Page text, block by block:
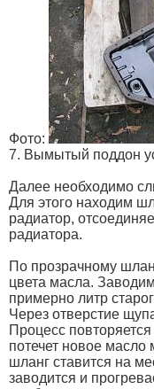
Фото:
7. Вымытый поддон
Далее необходимо
Для этого находим
радиатор,
радиатора.
По прозрачному
цвета масла.
примерно литр
Через отверстие
Процесс
потечет новое масло
шланг ставится на
заводится и